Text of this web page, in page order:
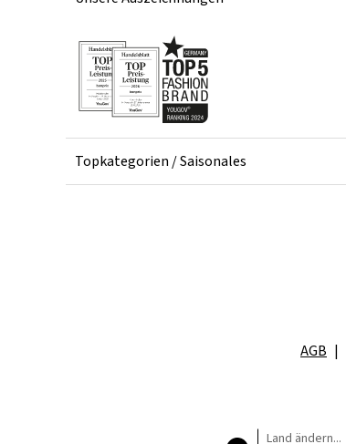
Topkategorien / Saisonales
AGB
Land ändern...